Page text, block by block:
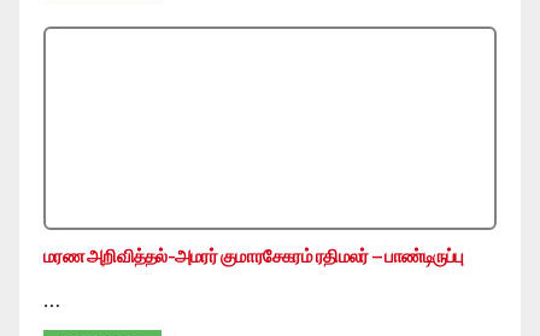
மரண அறிவித்தல்-அமரர் குமாரசேகரம் ரதிமலர் – பாண்டிருப்பு
…